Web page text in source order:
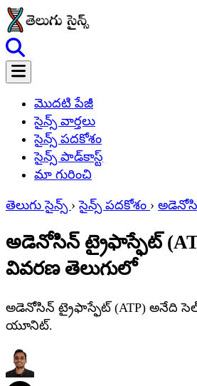
మొదటి పేజీ
సైన్స్ వార్తలు
సైన్స్ పదకోశం
సైన్స్ పాడ్‌కాస్ట్
మా గురించి
తెలుగు సైన్స్ › సైన్స్ పదకోశం ›
అడెనోసిన్ ట్రైఫాస్ఫేట్
వివరణ తెలుగులో
అడెనోసిన్ ట్రైఫాస్ఫేట్ (ATP) అనేది
యూనిట్.